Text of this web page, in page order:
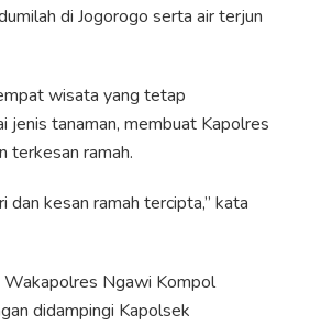
di Jogorogo serta air terjun
wisata yang tetap
jenis tanaman, membuat Kapolres
terkesan ramah.
kesan ramah tercipta,” kata
Ngawi Kompol
didampingi Kapolsek